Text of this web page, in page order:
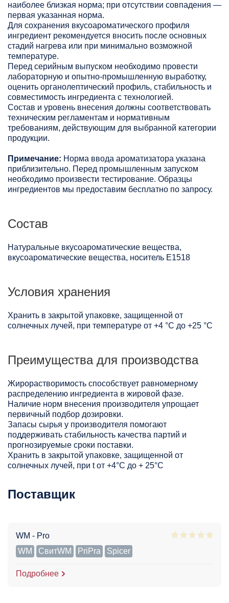
наиболее близкая норма; при отсутствии совпадения —
первая указанная норма.
Для сохранения вкусоароматического профиля
ингредиент рекомендуется вносить после основных
стадий нагрева или при минимально возможной
температуре.
Перед серийным выпуском необходимо провести
лабораторную и опытно-промышленную выработку,
оценить органолептический профиль, стабильность и
совместимость ингредиента с технологией.
Состав и уровень внесения должны соответствовать
техническим регламентам и нормативным
требованиям, действующим для выбранной категории
продукции.
Примечание: Норма ввода ароматизатора указана
приблизительно. Перед промышленным запуском
необходимо произвести тестирование. Образцы
ингредиентов мы предоставим бесплатно по запросу.
Состав
Натуральные вкусоароматические вещества,
вкусоароматические вещества, носитель Е1518
Условия хранения
Хранить в закрытой упаковке, защищенной от
солнечных лучей, при температуре от +4 °C до +25 °C
Преимущества для производства
Жирорастворимость способствует равномерному
распределению ингредиента в жировой фазе.
Наличие норм внесения производителя упрощает
первичный подбор дозировки.
Запасы сырья у производителя помогают
поддерживать стабильность качества партий и
прогнозируемые сроки поставки.
Хранить в закрытой упаковке, защищенной от
солнечных лучей, при t от +4°C до + 25°С
Поставщик
WM - Pro
WM
СвитWM PriPra Spicer
Подробнее